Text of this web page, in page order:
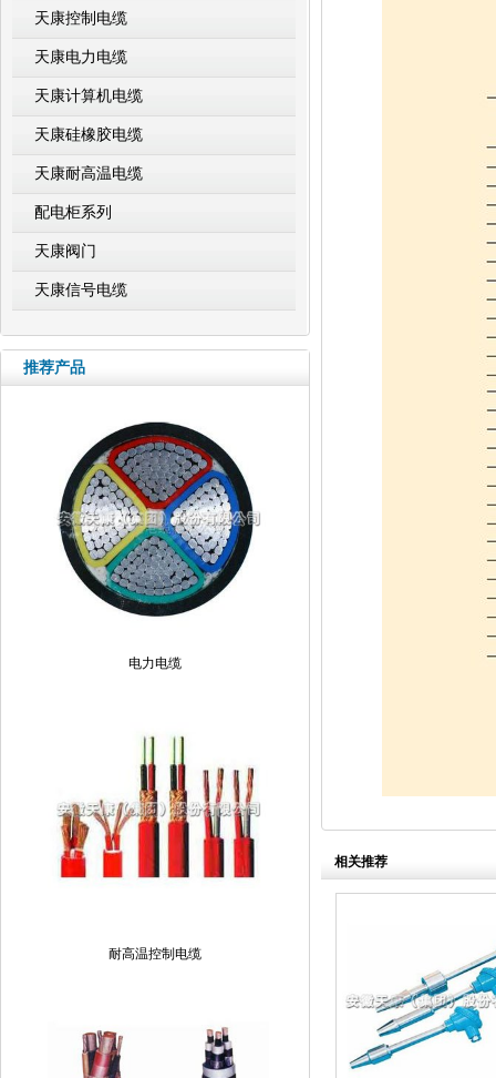
天康控制电缆
天康电力电缆
天康计算机电缆
天康硅橡胶电缆
天康耐高温电缆
配电柜系列
天康阀门
天康信号电缆
推荐产品
电力电缆
耐高温控制电缆
相关推荐